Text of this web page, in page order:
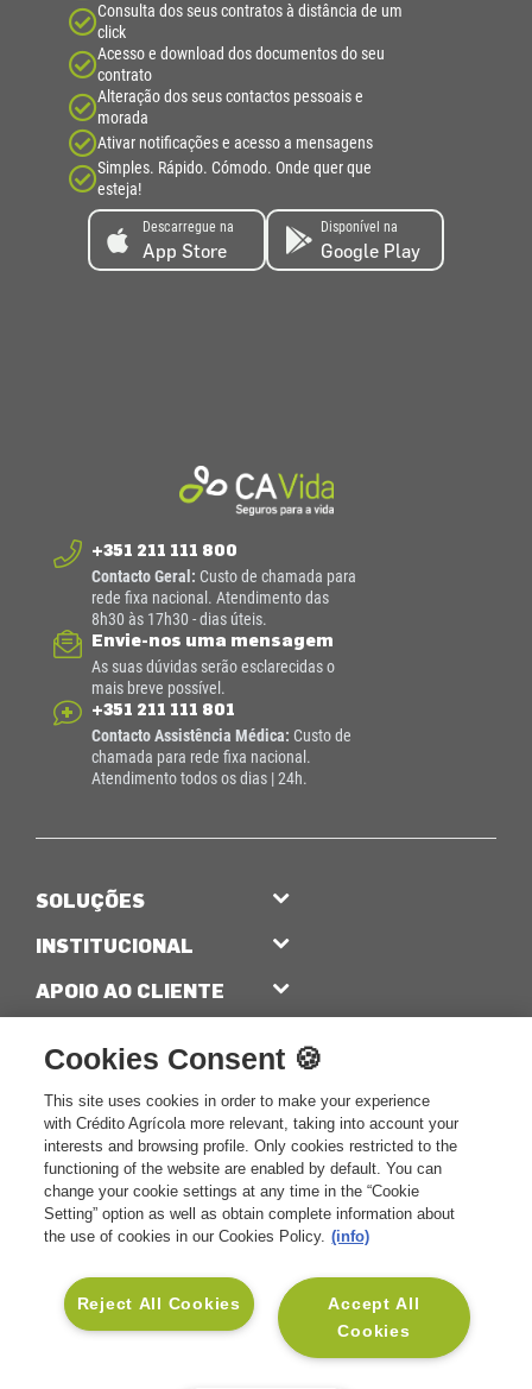
Consulta dos seus contratos à distância de um
click
Acesso e download dos documentos do seu
contrato
Alteração dos seus contactos pessoais e
morada
Ativar notificações e acesso a mensagens
Simples. Rápido. Cómodo. Onde quer que
esteja!
Descarregue na
App Store
Disponível na
Google Play
+351 211 111 800
Contacto Geral: Custo de chamada para
rede fixa nacional. Atendimento das
8h30 às 17h30 - dias úteis.
Envie-nos uma mensagem
As suas dúvidas serão esclarecidas o
mais breve possível.
+351 211 111 801
Contacto Assistência Médica: Custo de
chamada para rede fixa nacional.
Atendimento todos os dias | 24h.
SOLUÇÕES
Seguros Vida e Crédito
Seguros Vida e Saúde
Seguros Vida e Investimento
Seguros para Empresas
Blog Muda
INSTITUCIONAL
Sobre a CA Vida
Sustentabilidade
Informação Financeira
Informação Legal
Informações Relevantes para
o Cliente
Rentabilidades e Cotações
APOIO AO CLIENTE
Glossário
Mediadores CA
Perguntas Frequentes
Pedido de Contacto para
Simulação
Linkedin
Facebook
Instagram
Cookies Consent 🍪
This site uses cookies in order to make your experience
with Crédito Agrícola more relevant, taking into account your
interests and browsing profile. Only cookies restricted to the
functioning of the website are enabled by default. You can
change your cookie settings at any time in the “Cookie
Setting” option as well as obtain complete information about
the use of cookies in our Cookies Policy. (info)
Accept All
Cookies
Reject All Cookies